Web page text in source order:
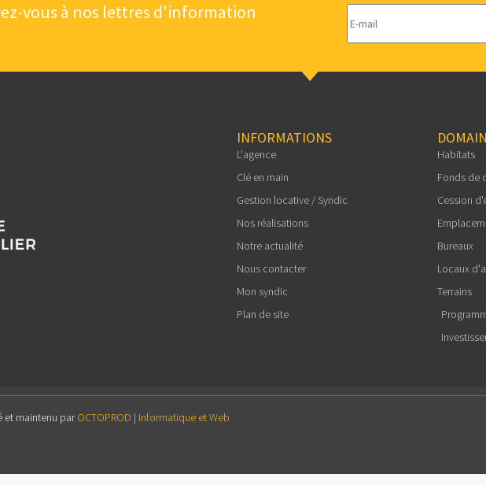
vous à nos lettres d'information
INFORMATIONS
L'agence
Clé en main
Gestion locative / Syndic
Nos réalisations
Notre actualité
Nous contacter
Mon syndic
Plan de site
Habitats
Fonds de
Cession
Bureaux
Locaux
Terrains
et maintenu parOCTOPROD | Informatique et Web